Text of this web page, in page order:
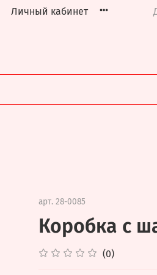
Личный кабинет
арт. 28-0085
Коробка с
(0)